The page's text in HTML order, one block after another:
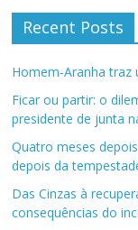
Recent Posts
Homem-Aranha traz
Ficar ou partir: o
presidente de junta
Quatro meses
depois da
Das Cinzas à
consequências do